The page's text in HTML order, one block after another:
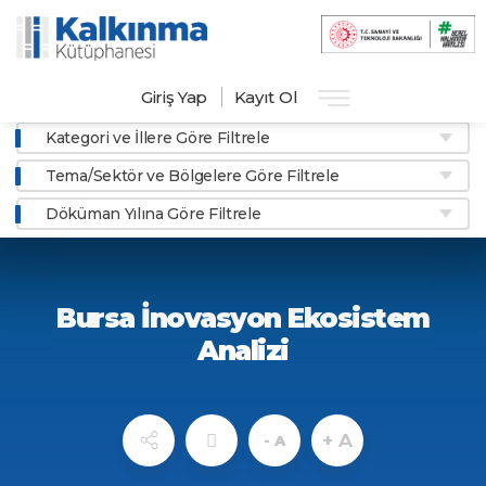
Giriş Yap Kayıt Ol
Kategori ve İllere Göre Filtrele
Tema/Sektör ve Bölgelere Göre Filtrele
Döküman Yılına Göre Filtrele
Bursa İnovasyon Ekosistem
Analizi
- A + A